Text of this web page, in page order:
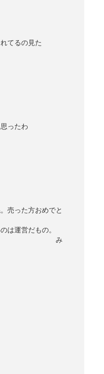
てるの見た
ったわ
売った方おめでと
は運営だもの。